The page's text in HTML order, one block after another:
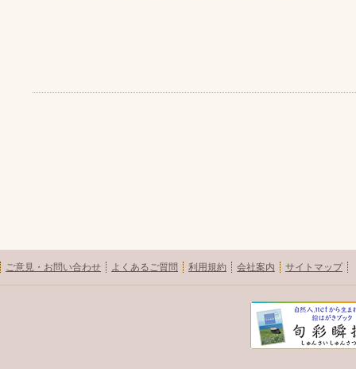
ご意見・お問い合わせ よくあるご質問 利用規約 会社案内 サイトマップ